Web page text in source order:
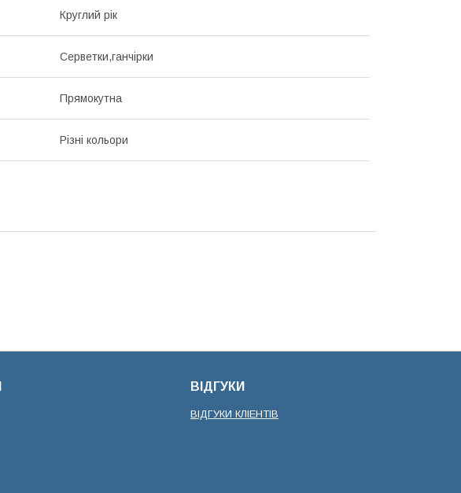
Круглий рік
Серветки,ганчірки
Прямокутна
Різні кольори
ВІДГУКИ
ВІДГУКИ КЛІЕНТІВ